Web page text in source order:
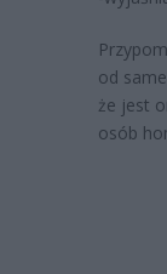
od
że jest
osób